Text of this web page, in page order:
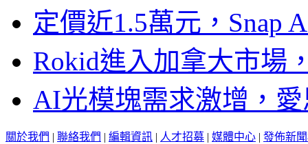
定價近1.5萬元，Snap
Rokid進入加拿大市場
AI光模塊需求激增，
關於我們 | 聯絡我們 | 編輯資訊 | 人才招募 | 媒體中心 | 發佈新